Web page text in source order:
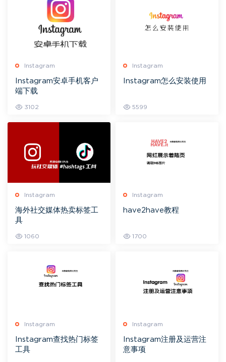
Instagram
Instagram安卓手机客户
端下载
3102
Instagram
Instagram怎么安装使用
5599
Instagram
海外社交媒体热卖标签工
具
1060
Instagram
have2have教程
1700
Instagram
Instagram查找热门标签
工具
Instagram
Instagram注册及运营注
意事项